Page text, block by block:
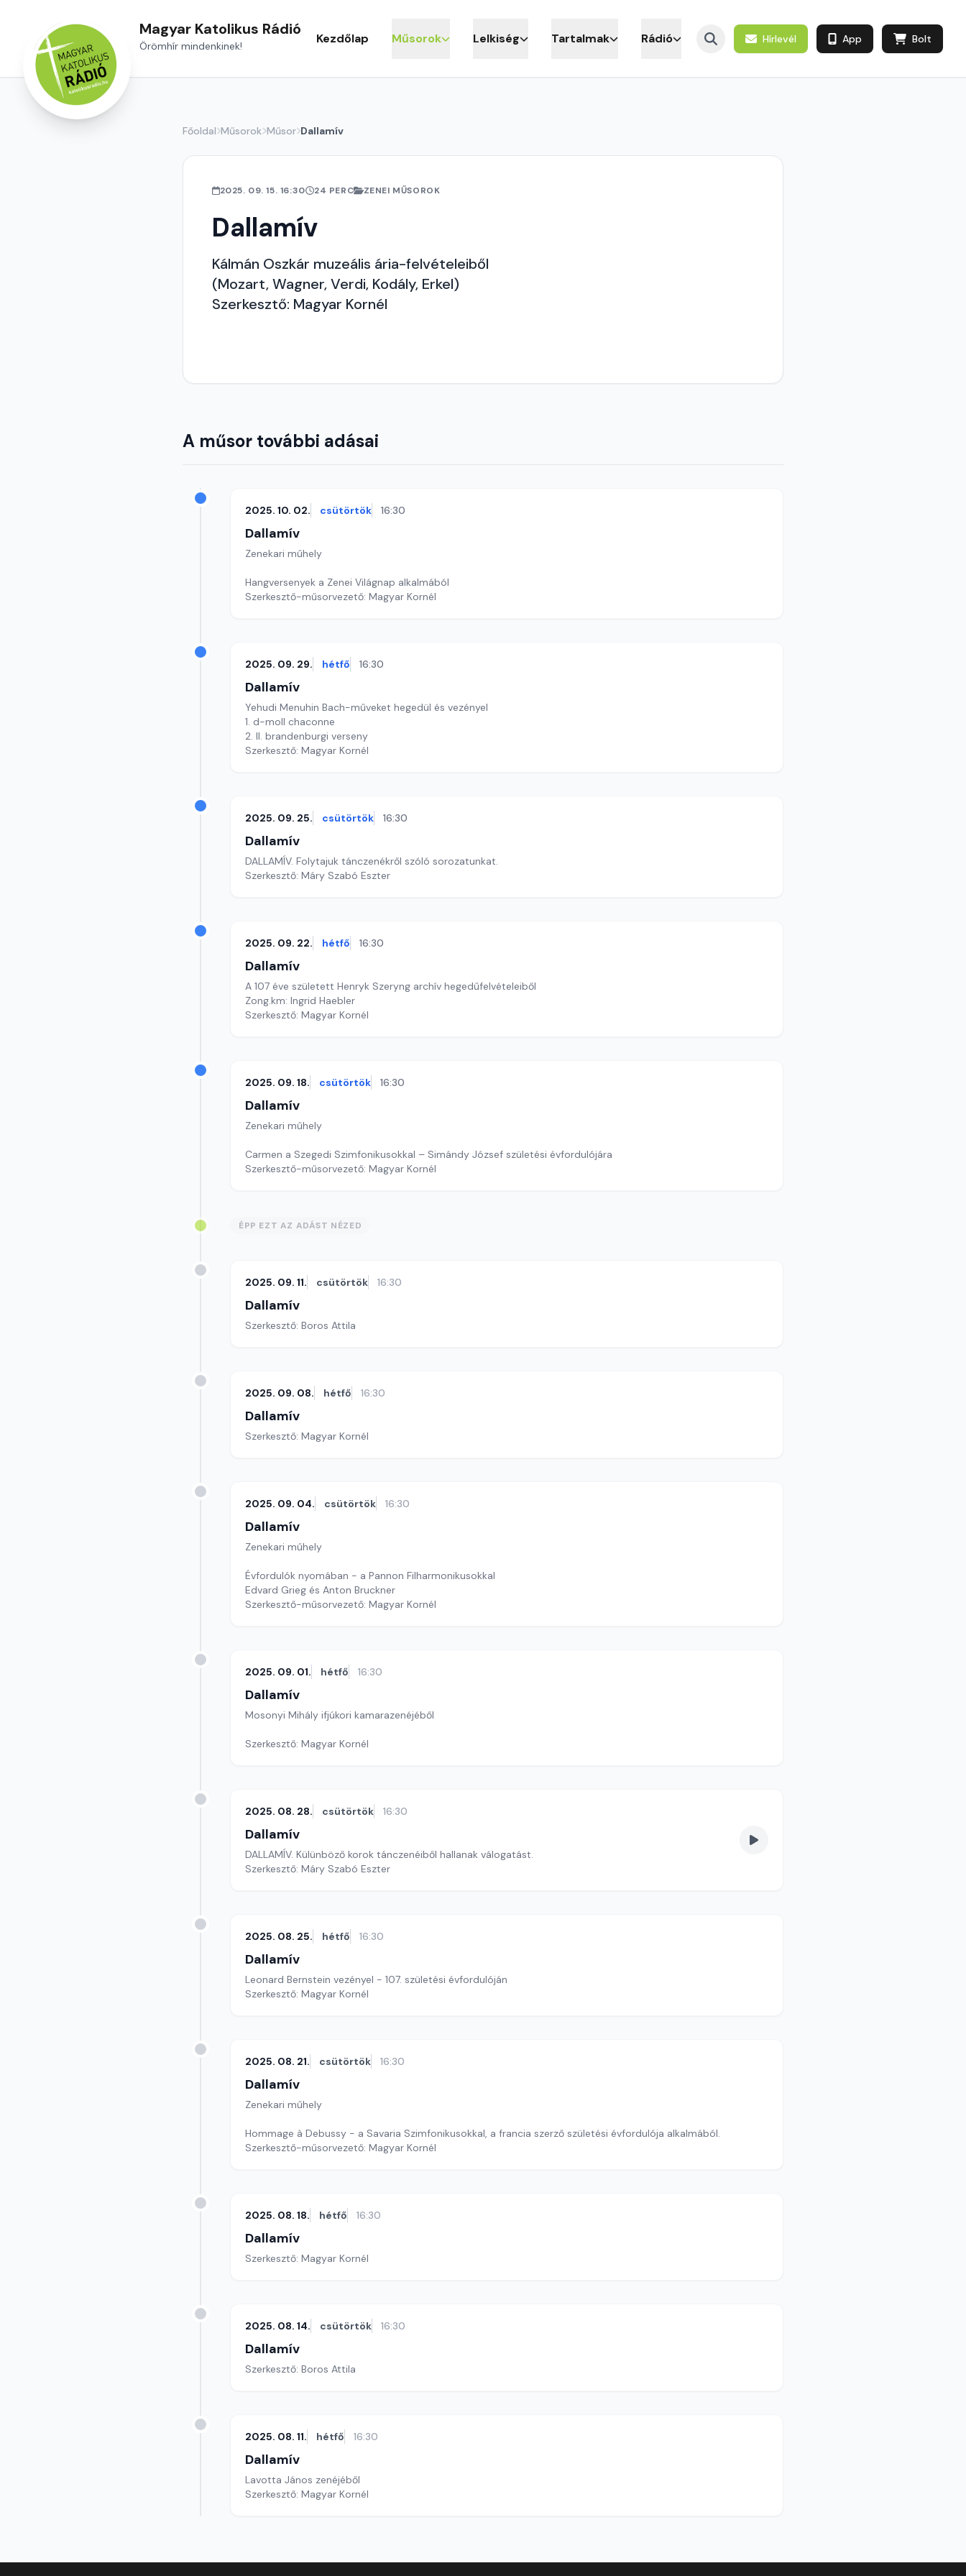
Magyar Katolikus Rádió
Örömhír mindenkinek! Kezdőlap Műsorok Lelkiség Tartalmak Rádió Hírlevél App Bolt
Főoldal Műsorok Műsor Dallamív
2025. 09. 15. 16:30 24 PERC ZENEI MŰSOROK
Dallamív
Kálmán Oszkár muzeális ária-felvételeiből
(Mozart, Wagner, Verdi, Kodály, Erkel)
Szerkesztő: Magyar Kornél
A műsor további adásai
2025. 10. 02. csütörtök 16:30
Dallamív
Zenekari műhely
Hangversenyek a Zenei Világnap alkalmából
Szerkesztő-műsorvezető: Magyar Kornél
2025. 09. 29. hétfő 16:30
Dallamív
Yehudi Menuhin Bach-műveket hegedül és vezényel
1. d-moll chaconne
2. II. brandenburgi verseny
Szerkesztő: Magyar Kornél
2025. 09. 25. csütörtök 16:30
Dallamív
DALLAMÍV. Folytajuk tánczenékről szóló sorozatunkat.
Szerkesztő: Máry Szabó Eszter
2025. 09. 22. hétfő 16:30
Dallamív
A 107 éve született Henryk Szeryng archív hegedűfelvételeiből
Zong.km: Ingrid Haebler
Szerkesztő: Magyar Kornél
2025. 09. 18. csütörtök 16:30
Dallamív
Zenekari műhely
Carmen a Szegedi Szimfonikusokkal – Simándy József születési évfordulójára
Szerkesztő-műsorvezető: Magyar Kornél
ÉPP EZT AZ ADÁST NÉZED
2025. 09. 11. csütörtök 16:30
Dallamív
Szerkesztő: Boros Attila
2025. 09. 08. hétfő 16:30
Dallamív
Szerkesztő: Magyar Kornél
2025. 09. 04. csütörtök 16:30
Dallamív
Zenekari műhely
Évfordulók nyomában - a Pannon Filharmonikusokkal
Edvard Grieg és Anton Bruckner
Szerkesztő-műsorvezető: Magyar Kornél
2025. 09. 01. hétfő 16:30
Dallamív
Mosonyi Mihály ifjúkori kamarazenéjéből
Szerkesztő: Magyar Kornél
2025. 08. 28. csütörtök 16:30
Dallamív
DALLAMÍV. Külünböző korok tánczenéiből hallanak válogatást.
Szerkesztő: Máry Szabó Eszter
2025. 08. 25. hétfő 16:30
Dallamív
Leonard Bernstein vezényel - 107. születési évfordulóján
Szerkesztő: Magyar Kornél
2025. 08. 21. csütörtök 16:30
Dallamív
Zenekari műhely
Hommage à Debussy - a Savaria Szimfonikusokkal, a francia szerző születési évfordulója alkalmából.
Szerkesztő-műsorvezető: Magyar Kornél
2025. 08. 18. hétfő 16:30
Dallamív
Szerkesztő: Magyar Kornél
2025. 08. 14. csütörtök 16:30
Dallamív
Szerkesztő: Boros Attila
2025. 08. 11. hétfő 16:30
Dallamív
Lavotta János zenéjéből
Szerkesztő: Magyar Kornél